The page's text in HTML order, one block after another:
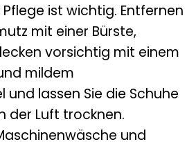
ist wichtig. Entfernen
mit einer Bürste,
vorsichtig mit einem
mildem
und lassen Sie die Schuhe
der Luft trocknen.
und